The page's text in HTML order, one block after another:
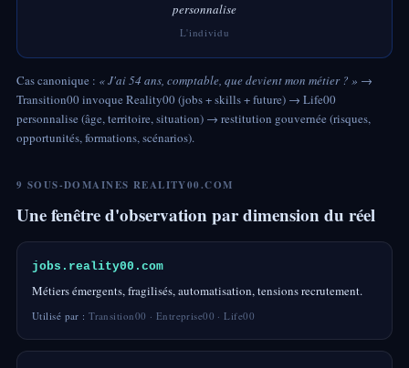
personnalise
L'individu
Cas canonique : « J'ai 54 ans, comptable, que devient mon métier ? » →
Transition00 invoque Reality00 (jobs + skills + future) → Life00
personnalise (âge, territoire, situation) → restitution gouvernée (risques,
opportunités, formations, scénarios).
9 SOUS-DOMAINES REALITY00.COM
Une fenêtre d'observation par dimension du réel
jobs.reality00.com
Métiers émergents, fragilisés, automatisation, tensions recrutement.
Utilisé par : Transition00 · Entreprise00 · Life00